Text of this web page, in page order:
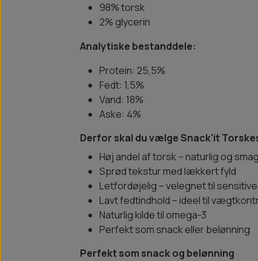
98% torsk
2% glycerin
Analytiske bestanddele:
Protein: 25,5%
Fedt: 1,5%
Vand: 18%
Aske: 4%
Derfor skal du vælge Snack'it
Høj andel af torsk – naturlig og
Sprød tekstur med lækkert fyld
Letfordøjelig – velegnet til
Lavt fedtindhold – ideel til
Naturlig kilde til omega-3
Perfekt som snack eller belønning
Perfekt som snack og belønning